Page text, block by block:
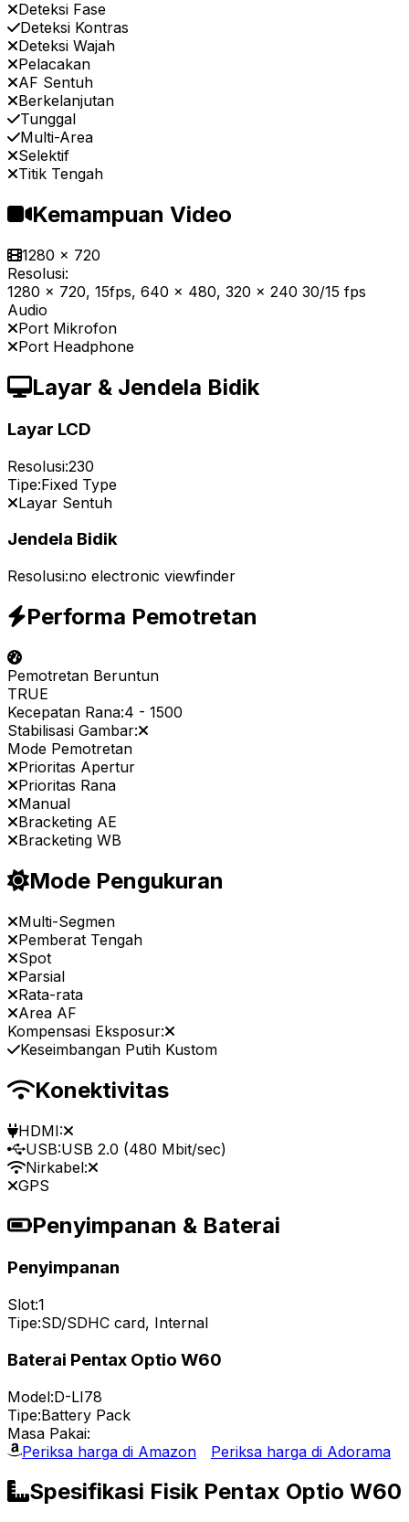
Deteksi Fase
Deteksi Kontras
Deteksi Wajah
Pelacakan
AF Sentuh
Berkelanjutan
Tunggal
Multi-Area
Selektif
Titik Tengah
Kemampuan Video
1280 x 720
Resolusi:
1280 x 720, 15fps, 640 x 480, 320 x 240 30/15 fps
Audio
Port Mikrofon
Port Headphone
Layar & Jendela Bidik
Layar LCD
Resolusi:230
Tipe:Fixed Type
Layar Sentuh
Jendela Bidik
Resolusi:no electronic viewfinder
Performa Pemotretan
Pemotretan Beruntun
TRUE
Kecepatan Rana:4 - 1500
Stabilisasi Gambar:
Mode Pemotretan
Prioritas Apertur
Prioritas Rana
Manual
Bracketing AE
Bracketing WB
Mode Pengukuran
Multi-Segmen
Pemberat Tengah
Spot
Parsial
Rata-rata
Area AF
Kompensasi Eksposur:
Keseimbangan Putih Kustom
Konektivitas
HDMI:
USB:USB 2.0 (480 Mbit/sec)
Nirkabel:
GPS
Penyimpanan & Baterai
Penyimpanan
Slot:1
Tipe:SD/SDHC card, Internal
Baterai Pentax Optio W60
Model:D-LI78
Tipe:Battery Pack
Masa Pakai:
Periksa harga di Amazon
Periksa harga di Adorama
Spesifikasi Fisik Pentax Optio W60